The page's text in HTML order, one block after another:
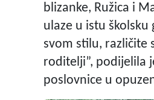
blizanke, Ružica i
ulaze u istu školsku
svom stilu, različite
roditelji”, podijelila
poslovnice u